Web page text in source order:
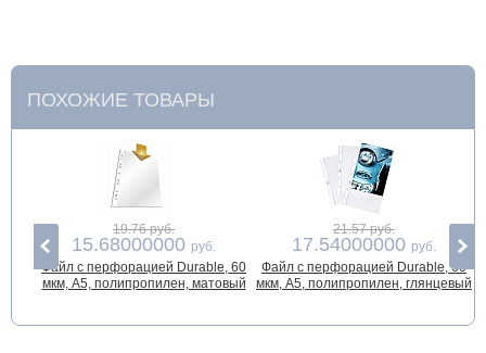
ПОХОЖИЕ ТОВАРЫ
19.76 руб.
15.68000000 руб.
Файл с перфорацией Durable, 60
мкм, А5, полипропилен, матовый
21.57 руб.
17.54000000 руб.
Файл с перфорацией Durable, 60
мкм, А5, полипропилен, глянцевый